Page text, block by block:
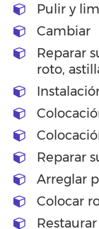
Pulir y
Cambiar
Reparar
roto,
Reparar
Arreglar
Colocar